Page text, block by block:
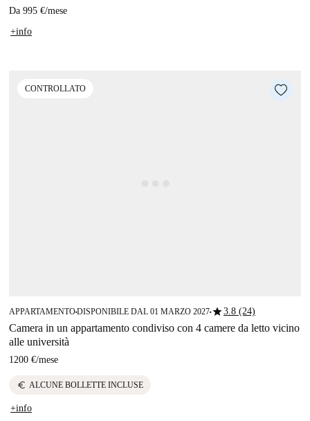
Da 995 €/mese
+info
CONTROLLATO
APPARTAMENTO■DISPONIBILE DAL 01 MARZO 2027■star3.8 (24)
Camera in un appartamento condiviso con 4 camere da letto vicino
alle università
1200 €/mese
euro ALCUNE BOLLETTE INCLUSE
+info